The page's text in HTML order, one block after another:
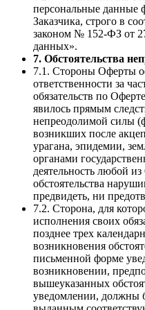
персональные данные
Заказчика, строго в
законом № 152-ФЗ от
данных».
7. Обстоятельства
7.1. Стороны Оферты
ответственности за
обязательств по
явилось прямым
непреодолимой силы
возникших после
урагана, эпидемии,
органами
деятельность любой
обстоятельства
предвидеть, ни
7.2. Сторона, для
исполнения своих
позднее трех
возникновения
письменной форме
возникновении,
вышеуказанных
уведомлении, должны